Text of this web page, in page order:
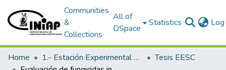
Communities
&
Collections
All of
DSpace
Statistics
Home 1.- Estación Experimental Santa Catalina
Tesis EESC